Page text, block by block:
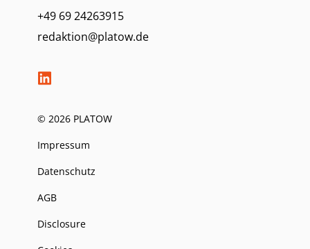
+49 69 24263915
redaktion@platow.de
© 2026 PLATOW
Impressum
Datenschutz
AGB
Disclosure